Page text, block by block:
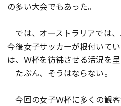
の多い大会でもあった。
では、オーストラリアでは、
今後女子サッカーが根付いて
は、Ｗ杯を彷彿させる活況を呈
たぶん、そうはならない。
今回の女子Ｗ杯に多くの観